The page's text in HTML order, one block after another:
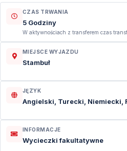
CZAS TRWANIA
5 Godziny
W aktywnościach z transferem czas
MIEJSCE WYJAZDU
Stambuł
JĘZYK
Angielski, Turecki, Niemiecki,
INFORMACJE
Wycieczki fakultatywne